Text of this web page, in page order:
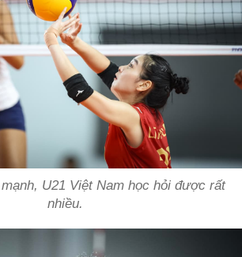
U21 Việt Nam học hỏi được rất
nhiều.